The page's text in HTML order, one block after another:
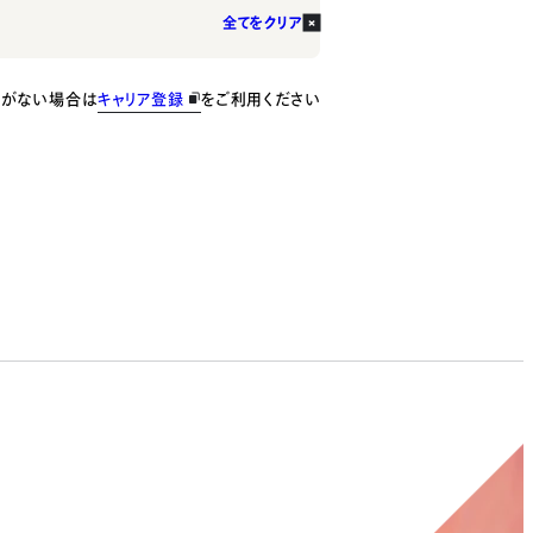
全てをクリア
ない場合はキャリア登録 をご利用ください